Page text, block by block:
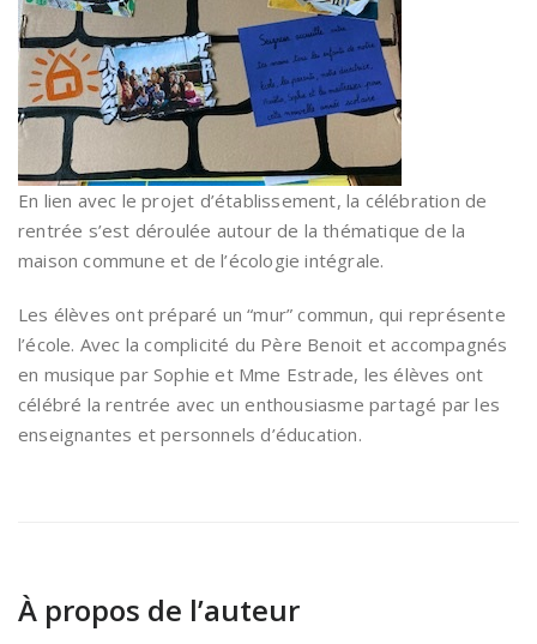
En lien avec le projet d’établissement, la célébration de
rentrée s’est déroulée autour de la thématique de la
maison commune et de l’écologie intégrale.
Les élèves ont préparé un “mur” commun, qui représente
l’école. Avec la complicité du Père Benoit et accompagnés
en musique par Sophie et Mme Estrade, les élèves ont
célébré la rentrée avec un enthousiasme partagé par les
enseignantes et personnels d’éducation.
À propos de l’auteur